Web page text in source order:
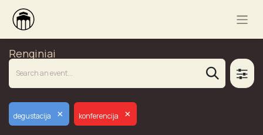
Renginiai
degustacija × konferencija ×